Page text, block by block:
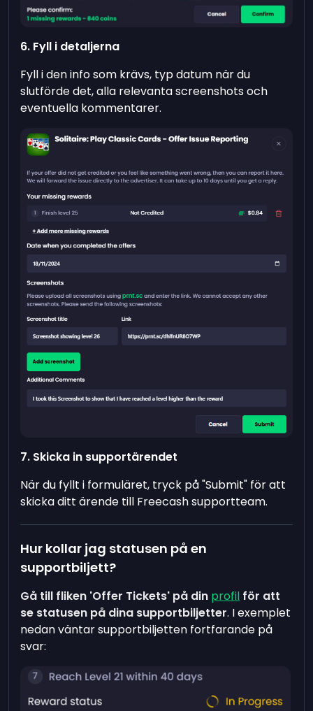
6. Fyll i detaljerna
Fyll i den info som krävs, typ datum när du
slutförde det, alla relevanta screenshots och
eventuella kommentarer.
7. Skicka in supportärendet
När du fyllt i formuläret, tryck på "Submit" för att
skicka ditt ärende till Freecash supportteam.
Hur kollar jag statusen på en
supportbiljett?
Gå till fliken 'Offer Tickets' på din profil för att
se statusen på dina supportbiljetter. I exemplet
nedan väntar supportbiljetten fortfarande på
svar: